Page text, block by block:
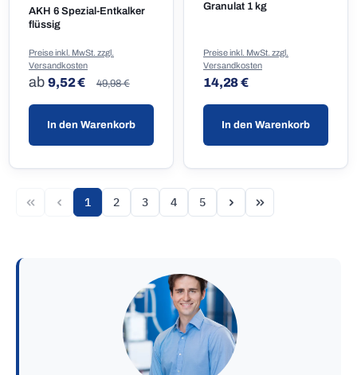
AKH 6 Spezial-Entkalker
flüssig
Regulärer Preis:
ab 9,52 € Regulärer Preis:
49,98 €
Preise inkl. MwSt. zzgl.
Versandkosten
In den Warenkorb
Granulat 1 kg
Regulärer Preis:
14,28 €
Preise inkl. MwSt. zzgl.
Versandkosten
In den Warenkorb
Seite
1 Seite
2 Seite
3 Seite
4 Seite
5